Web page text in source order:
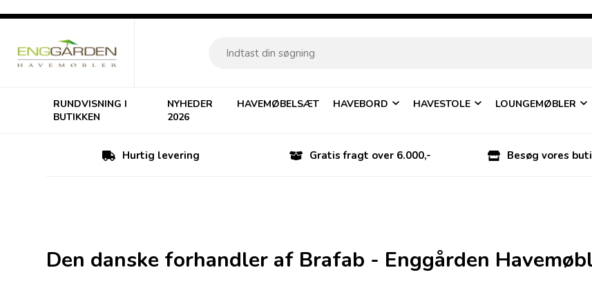
RUNDVISNING I
BUTIKKEN
NYHEDER
2026
HAVEMØBELSÆT HAVEBORD HAVESTOLE LOUNGEMØBLER
Hurtig levering Gratis fragt over 6.000,- Besøg vores
Den danske forhandler af Brafab - Enggården